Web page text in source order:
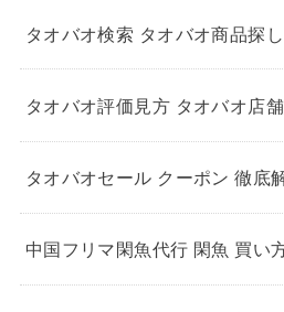
タオバオ検索 タオバオ商品探
タオバオ評価見方 タオバオ店
タオバオセール クーポン 徹底
中国フリマ閑魚代行 閑魚 買い